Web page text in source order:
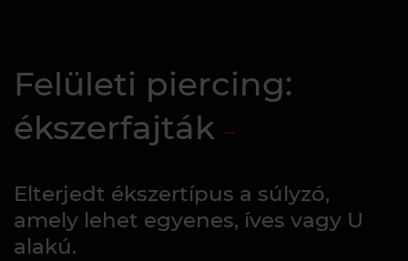
Felületi piercing:
ékszerfajták
Elterjedt ékszertípus a súlyzó,
amely lehet egyenes, íves vagy U
alakú.